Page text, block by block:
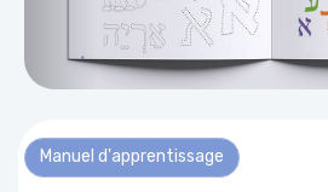
Manuel d'apprentissage